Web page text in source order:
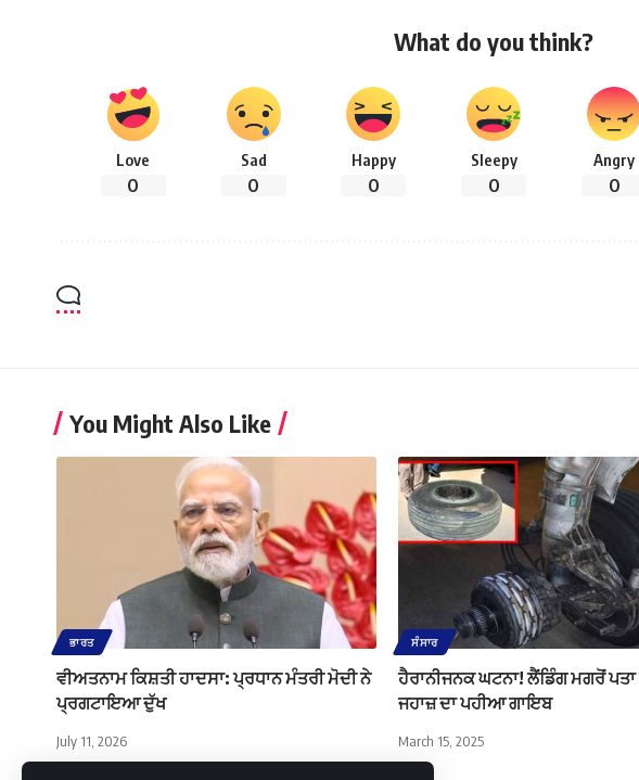
What do you think?
Love
0
Sad
0
Happy
0
Sleepy
0
Angry
0
You Might Also Like
ਭਾਰਤ
ਵੀਅਤਨਾਮ ਕਿਸ਼ਤੀ ਹਾਦਸਾ: ਪ੍ਰਧਾਨ ਮੰਤਰੀ ਮੋਦੀ ਨੇ
ਪ੍ਰਗਟਾਇਆ ਦੁੱਖ
July 11, 2026
ਸੰਸਾਰ
ਹੈਰਾਨੀਜਨਕ ਘਟਨਾ! ਲੈਂਡਿੰਗ ਮਗਰੋਂ
ਜਹਾਜ਼ ਦਾ ਪਹੀਆ ਗਾਇਬ
March 15, 2025